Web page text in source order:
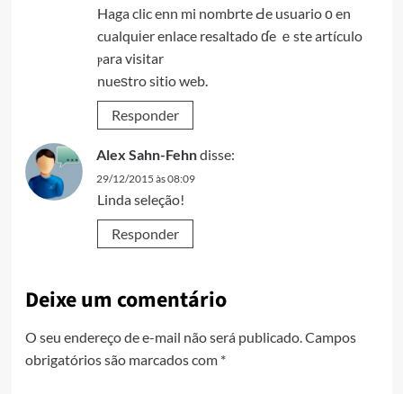
Haga clic enn mi nombrte Ԁe usuario ο en
cualquіer enlace resaltado ɗe ｅste artículo
ⲣara visitar
nueѕtro sitio web.
Responder
Alex Sahn-Fehndisse:
29/12/2015 às 08:09
Linda seleção!
Responder
Deixe um comentário
O seu endereço de e-mail não será publicado. Campos
obrigatórios são marcados com *